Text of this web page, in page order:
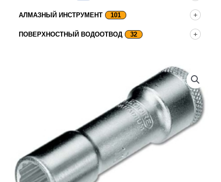
АЛМАЗНЫЙ ИНСТРУМЕНТ 101
ПОВЕРХНОСТНЫЙ ВОДООТВОД 32